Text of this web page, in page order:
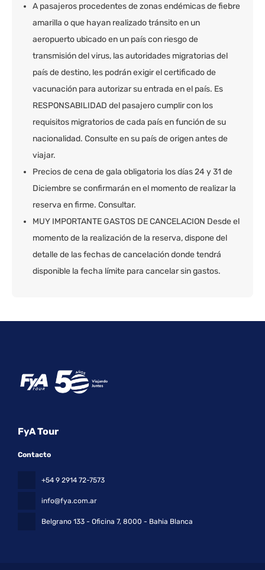
A pasajeros procedentes de zonas endémicas de fiebre
amarilla o que hayan realizado tránsito en un
aeropuerto ubicado en un país con riesgo de
transmisión del virus, las autoridades migratorias del
país de destino, les podrán exigir el certificado de
vacunación para autorizar su entrada en el país. Es
RESPONSABILIDAD del pasajero cumplir con los
requisitos migratorios de cada país en función de su
nacionalidad. Consulte en su país de origen antes de
viajar.
Precios de cena de gala obligatoria los días 24 y 31 de
Diciembre se confirmarán en el momento de realizar la
reserva en firme. Consultar.
MUY IMPORTANTE GASTOS DE CANCELACION Desde el
momento de la realización de la reserva, dispone del
detalle de las fechas de cancelación donde tendrá
disponible la fecha límite para cancelar sin gastos.
FyA Tour
Contacto
+54 9 2914 72-7573
info@fya.com.ar
Belgrano 133 - Oficina 7, 8000 - Bahia Blanca